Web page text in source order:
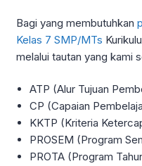
Bagi yang membutuhkan
Kelas 7 SMP/MTs
melalui tautan yang kami
ATP (Alur Tujuan
CP (Capaian
KKTP (Kriteria
PROSEM (Program
PROTA (Program